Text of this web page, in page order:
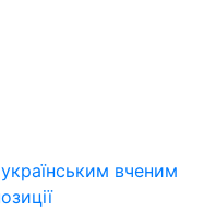
вченим